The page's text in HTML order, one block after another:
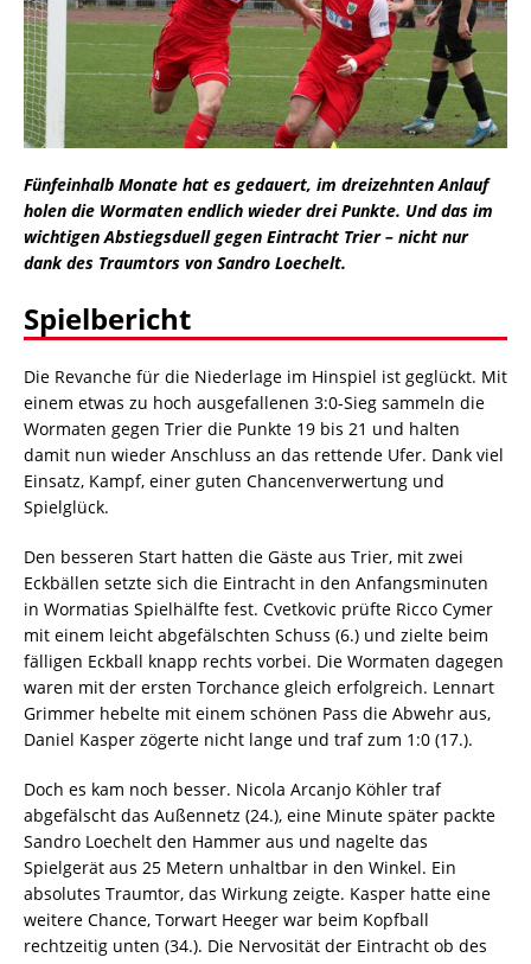
Fünfeinhalb Monate hat es gedauert, im dreizehnten Anlauf
holen die Wormaten endlich wieder drei Punkte. Und das im
wichtigen Abstiegsduell gegen Eintracht Trier – nicht nur
dank des Traumtors von Sandro Loechelt.
Spielbericht
Die Revanche für die Niederlage im Hinspiel ist geglückt. Mit
einem etwas zu hoch ausgefallenen 3:0-Sieg sammeln die
Wormaten gegen Trier die Punkte 19 bis 21 und halten
damit nun wieder Anschluss an das rettende Ufer. Dank viel
Einsatz, Kampf, einer guten Chancenverwertung und
Spielglück.
Den besseren Start hatten die Gäste aus Trier, mit zwei
Eckbällen setzte sich die Eintracht in den Anfangsminuten
in Wormatias Spielhälfte fest. Cvetkovic prüfte Ricco Cymer
mit einem leicht abgefälschten Schuss (6.) und zielte beim
fälligen Eckball knapp rechts vorbei. Die Wormaten dagegen
waren mit der ersten Torchance gleich erfolgreich. Lennart
Grimmer hebelte mit einem schönen Pass die Abwehr aus,
Daniel Kasper zögerte nicht lange und traf zum 1:0 (17.).
Doch es kam noch besser. Nicola Arcanjo Köhler traf
abgefälscht das Außennetz (24.), eine Minute später packte
Sandro Loechelt den Hammer aus und nagelte das
Spielgerät aus 25 Metern unhaltbar in den Winkel. Ein
absolutes Traumtor, das Wirkung zeigte. Kasper hatte eine
weitere Chance, Torwart Heeger war beim Kopfball
rechtzeitig unten (34.). Die Nervosität der Eintracht ob des